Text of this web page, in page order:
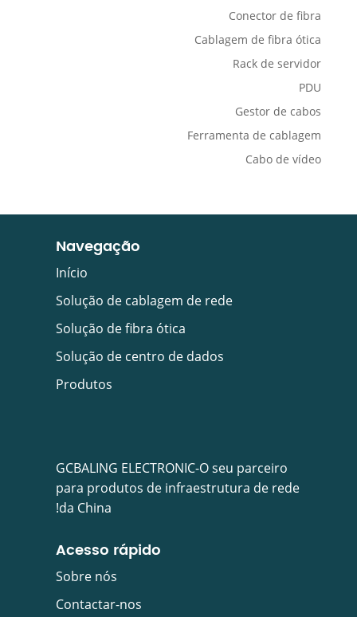
Conector de fibra
Cablagem de fibra ótica
Rack de servidor
PDU
Gestor de cabos
Ferramenta de cablagem
Cabo de vídeo
Navegação
Início
Solução de cablagem de rede
Solução de fibra ótica
Solução de centro de dados
Produtos
GCBALING ELECTRONIC-O seu parceiro
para produtos de infraestrutura de rede
da China!
Acesso rápido
Sobre nós
Contactar-nos